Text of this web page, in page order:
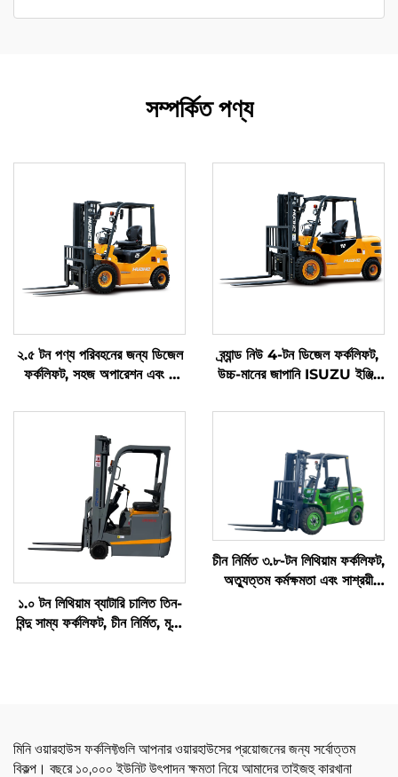
সম্পর্কিত পণ্য
২.৫ টন পণ্য পরিবহনের জন্য ডিজেল
ফর্কলিফট, সহজ অপারেশন এবং ৪
ব্র্যান্ড নিউ 4-টন ডিজেল ফর্কলিফট,
উচ্চ-মানের জাপানি ISUZU ইঞ্জিন
১.০ টন লিথিয়াম ব্যাটারি চালিত তিন-
বিন্দু সাম্য ফর্কলিফট, চীন নির্মিত, মূল্য
চীন নির্মিত ৩.৮-টন লিথিয়াম ফর্কলিফট,
অত্যুত্তম কর্মক্ষমতা এবং সাশ্রয়ী
মিনি ওয়ারহাউস ফর্কলিফ্টগুলি আপনার ওয়ারহাউসের প্রয়োজনের জন্য সর্বোত্তম
বিকল্প। বছরে ১০,০০০ ইউনিট উৎপাদন ক্ষমতা নিয়ে আমাদের তাইজহু কারখানা